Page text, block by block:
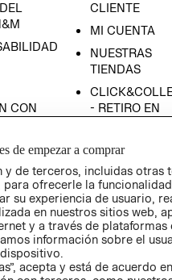
CON
CLIENTE
MI CUENTA
NUESTRAS
TIENDAS
- RETIRO EN
TÉRMINOS Y
AVISO DE
PRIVACIDAD
GIFT CARD
AVISO DE
COOKIES
de empezar a comprar
de terceros, incluidas otras
ofrecerle la
su experiencia de usuario,
en nuestros sitios web,
y a través de plataformas
información sobre el
acepta y está de acuerdo